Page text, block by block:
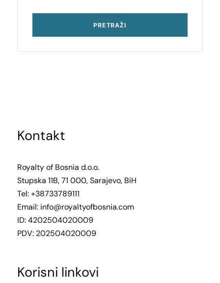
Kontakt
Royalty of Bosnia d.o.o.
Stupska 11B, 71 000, Sarajevo, BiH
Tel: +38733789111
Email: info@royaltyofbosnia.com
ID: 4202504020009
PDV: 202504020009
Korisni linkovi